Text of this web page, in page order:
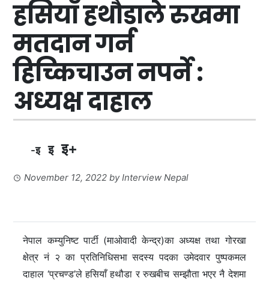
हसियाँ हथौडाले रुखमा
मतदान गर्न
हिच्किचाउन नपर्ने :
अध्यक्ष दाहाल
-इ इ इ+
November 12, 2022 byInterview Nepal
नेपाल कम्युनिष्ट पार्टी (माओवादी केन्द्र)का अध्यक्ष तथा गोरखा
क्षेत्र नं २ का प्रतिनिधिसभा सदस्य पदका उमेदवार पुष्पकमल
दाहाल ‘प्रचण्ड’ले हसियाँ हथौडा र रुखबीच सम्झौता भएर नै देशमा